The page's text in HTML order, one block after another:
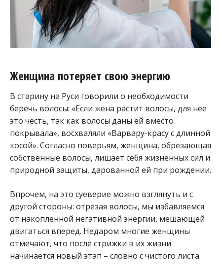
Женщина потеряет свою энергию
В старину на Руси говорили о необходимости
беречь волосы: «Если жена растит волосы, для нее
это честь, так как волосы даны ей вместо
покрывала», восхваляли «Варвару-красу с длинной
косой». Согласно поверьям, женщина, обрезающая
собственные волосы, лишает себя жизненных сил и
природной защиты, дарованной ей при рождении.
Впрочем, на это суеверие можно взглянуть и с
другой стороны: отрезая волосы, мы избавляемся
от накопленной негативной энергии, мешающей
двигаться вперед. Недаром многие женщины
отмечают, что после стрижки в их жизни
начинается новый этап – словно с чистого листа.